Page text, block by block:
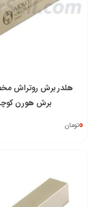
هلدر برش روتراش
برش هورن
0تومان